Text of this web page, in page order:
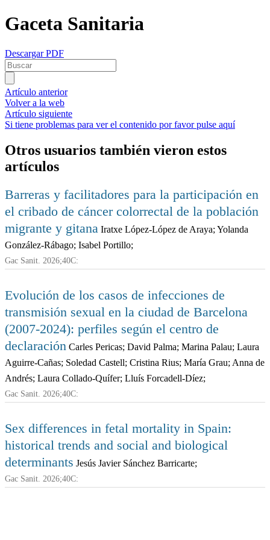
Gaceta Sanitaria
Descargar PDF
Artículo anterior
Volver a la web
Artículo siguiente
Si tiene problemas para ver el contenido por favor pulse aquí
Otros usuarios también vieron estos
artículos
Barreras y facilitadores para la participación en
el cribado de cáncer colorrectal de la población
migrante y gitana Iratxe López-López de Araya; Yolanda
González-Rábago; Isabel Portillo;
Gac Sanit. 2026;40C:
Evolución de los casos de infecciones de
transmisión sexual en la ciudad de Barcelona
(2007-2024): perfiles según el centro de
declaración Carles Pericas; David Palma; Marina Palau; Laura
Aguirre-Cañas; Soledad Castell; Cristina Rius; María Grau; Anna de
Andrés; Laura Collado-Quífer; Lluís Forcadell-Díez;
Gac Sanit. 2026;40C:
Sex differences in fetal mortality in Spain:
historical trends and social and biological
determinants Jesús Javier Sánchez Barricarte;
Gac Sanit. 2026;40C: